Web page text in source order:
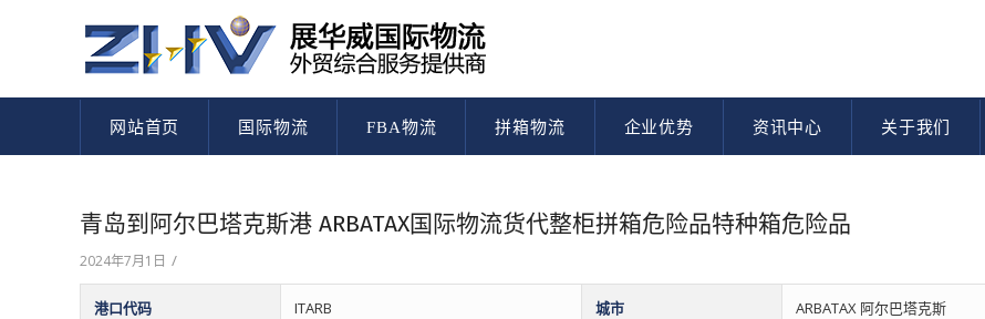
网站首页 国际物流 FBA物流 拼箱物流 企业优势 资讯中心 关于我们
青岛到阿尔巴塔克斯港 ARBATAX国际物流货代整柜拼箱危险品特种箱危险品
2024年7月1日 /
港口代码 ITARB 城市 ARBATAX 阿尔巴塔克斯